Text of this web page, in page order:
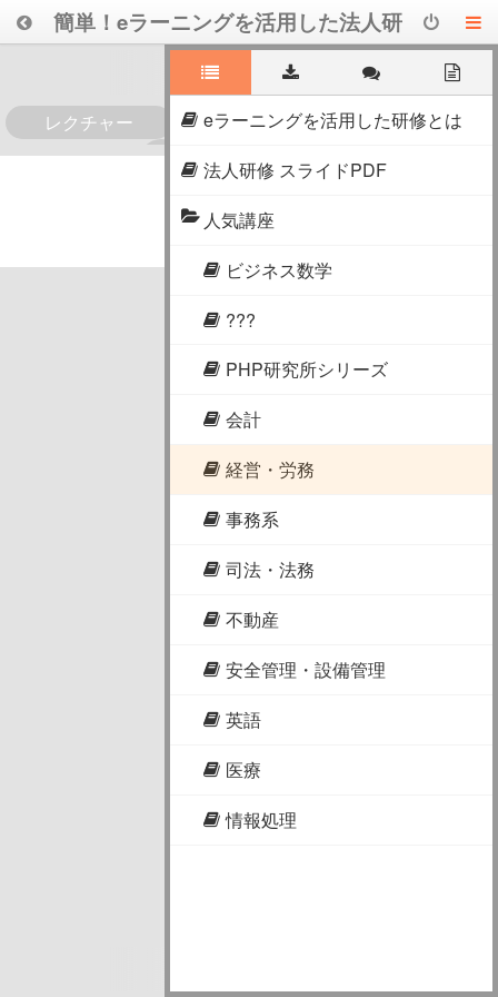
簡単！eラーニングを活用した法人研
修
レクチャー
0
eラーニングを活用した研修とは
法人研修 スライドPDF
人気講座
ビジネス数学
???
PHP研究所シリーズ
会計
経営・労務
事務系
司法・法務
不動産
安全管理・設備管理
英語
医療
情報処理